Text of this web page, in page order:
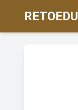
RETOEDU